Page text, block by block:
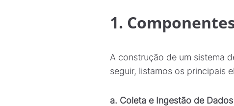
1.
A construção de um sistema
seguir, listamos os principais
a. Coleta e Ingestão de Dados